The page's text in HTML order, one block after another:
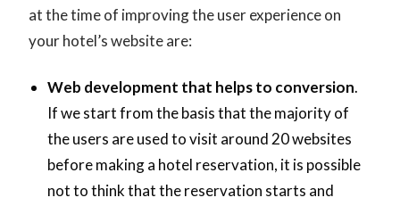
at the time of improving the user experience on
your hotel’s website are:
Web development that helps to conversion.
If we start from the basis that the majority of
the users are used to visit around 20 websites
before making a hotel reservation, it is possible
not to think that the reservation starts and